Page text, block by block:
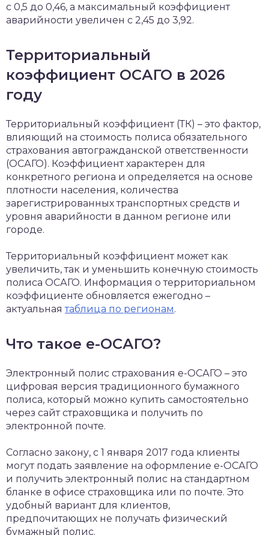
с 0,5 до 0,46, а максимальный коэффициент
аварийности увеличен с 2,45 до 3,92.
Территориальный
коэффициент ОСАГО в 2026
году
Территориальный коэффициент (ТК) – это фактор,
влияющий на стоимость полиса обязательного
страхования автогражданской ответственности
(ОСАГО). Коэффициент характерен для
конкретного региона и определяется на основе
плотности населения, количества
зарегистрированных транспортных средств и
уровня аварийности в данном регионе или
городе.
Территориальный коэффициент может как
увеличить, так и уменьшить конечную стоимость
полиса ОСАГО. Информация о территориальном
коэффициенте обновляется ежегодно –
актуальнаятаблица по регионам.
Что такое е-ОСАГО?
Электронный полис страхования е-ОСАГО – это
цифровая версия традиционного бумажного
полиса, который можно купить самостоятельно
через сайт страховщика и получить по
электронной почте.
Согласно закону, с 1 января 2017 года клиенты
могут подать заявление на оформление е-ОСАГО
и получить электронный полис на стандартном
бланке в офисе страховщика или по почте. Это
удобный вариант для клиентов,
предпочитающих не получать физический
бумажный полис.